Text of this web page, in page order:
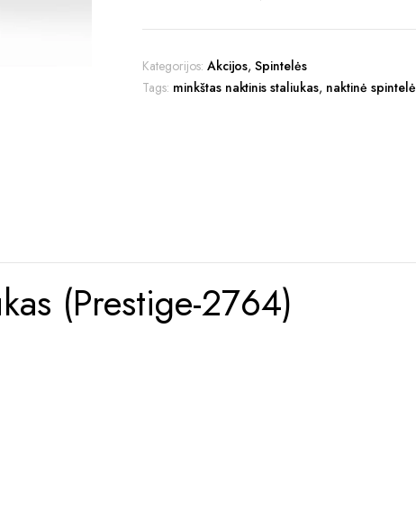
2764)
Kategorijos: Akcijos,Spintelės
Tags: minkštas naktinis staliukas, naktinė spintelė
(Prestige-2764)